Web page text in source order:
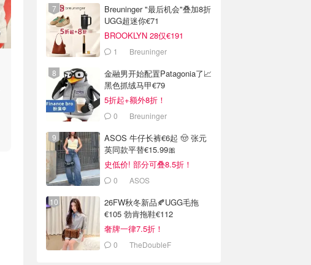
Breuninger "最后机会"叠加8折
UGG超迷你€71
BROOKLYN 28仅€191
1 Breuninger
金融男开始配置Patagonia了📈
黑色抓绒马甲€79
5折起+额外8折！
0 Breuninger
ASOS 牛仔长裤€6起 🤠 张元
英同款平替€15.99🎀
史低价! 部分可叠8.5折！
0 ASOS
26FW秋冬新品🍂UGG毛拖
€105 勃肯拖鞋€112
奢牌一律7.5折！
0 TheDoubleF